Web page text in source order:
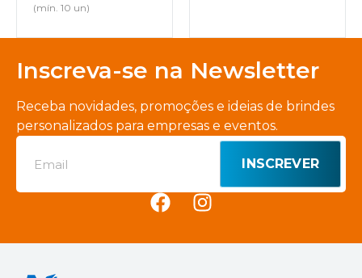
(mín. 10 un)
Inscreva-se na Newsletter
Receba novidades, promoções e ideias de brindes
personalizados para empresas e eventos.
INSCREVER